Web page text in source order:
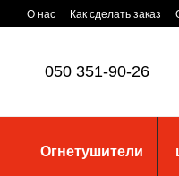
Перейти к основному
О нас Как сделать заказ
050 351-90-26
Огнетушители